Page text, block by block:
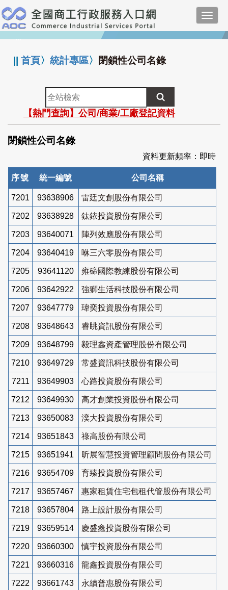
跳
到
主
要
:::
||首頁〉統計專區〉 閉鎖性公司名錄
全
站
檢
索
【熱門查詢】公司/商業/工廠登記資料
閉鎖性公司名錄
資料更新頻率：即時
序號 統一編號 公司名稱
7201 93638906 雷廷文創股份有限公司
7202 93638928 鈦銥投資股份有限公司
7203 93640071 陣列效應股份有限公司
7204 93640419 咻三六零股份有限公司
7205 93641120 雍碲國際教練股份有限公司
7206 93642922 強獅生活科技股份有限公司
7207 93647779 瑋奕投資股份有限公司
7208 93648643 睿眺資訊股份有限公司
7209 93648799 毅理鑫資產管理股份有限公司
7210 93649729 常盛資訊科技股份有限公司
7211 93649903 心路投資股份有限公司
7212 93649930 高才創業投資股份有限公司
7213 93650083 湙大投資股份有限公司
7214 93651843 祿高股份有限公司
7215 93651941 昕展智慧投資管理顧問股份有限公司
7216 93654709 育臻投資股份有限公司
7217 93657467 惠家租賃住宅包租代管股份有限公司
7218 93657804 路上設計股份有限公司
7219 93659514 慶盛鑫投資股份有限公司
7220 93660300 慎宇投資股份有限公司
7221 93660316 龍鑫投資股份有限公司
7222 93661743 永續普惠股份有限公司